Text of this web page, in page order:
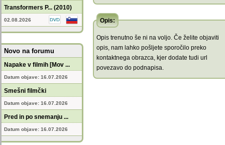
Transformers P... (2010)
02.08.2026
Novo na forumu
Napake v filmih [Mov ...
Datum objave: 16.07.2026
Smešni filmčki
Datum objave: 16.07.2026
Pred in po snemanju ...
Datum objave: 16.07.2026
Opis:
Opis trenutno še ni na voljo. Če želite objaviti
opis, nam lahko pošljete sporočilo preko
kontaktnega obrazca, kjer dodate tudi url
povezavo do podnapisa.